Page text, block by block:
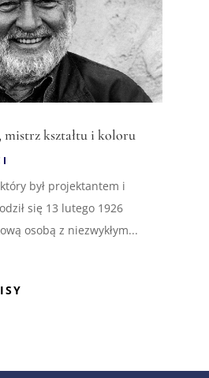
mistrz kształtu i koloru
był projektantem i
się 13 lutego 1926
osobą z niezwykłym...